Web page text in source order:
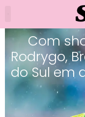
Com
Rodrygo,
do Sul em